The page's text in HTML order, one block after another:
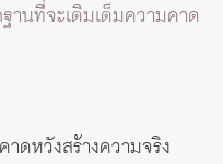
านที่จะเติมเต็มความคาด
ดหวังสร้างความจริง